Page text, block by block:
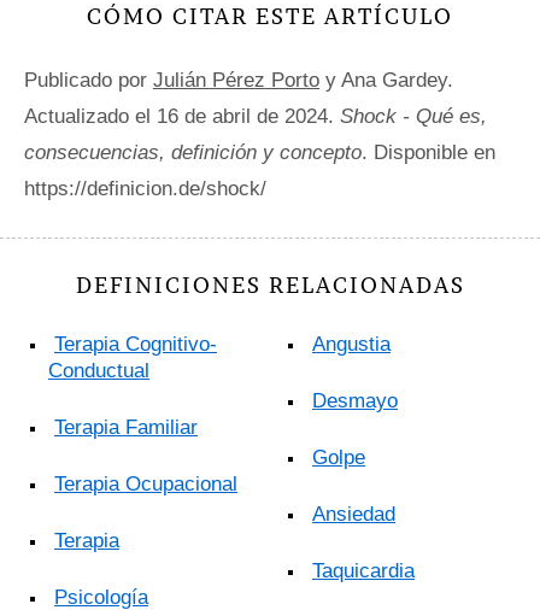
CÓMO CITAR ESTE ARTÍCULO
Publicado por Julián Pérez Porto y Ana Gardey.
Actualizado el 16 de abril de 2024. Shock - Qué es,
consecuencias, definición y concepto. Disponible en
https://definicion.de/shock/
DEFINICIONES RELACIONADAS
Terapia Cognitivo-
Conductual
Terapia Familiar
Terapia Ocupacional
Terapia
Psicología
Angustia
Desmayo
Golpe
Ansiedad
Taquicardia